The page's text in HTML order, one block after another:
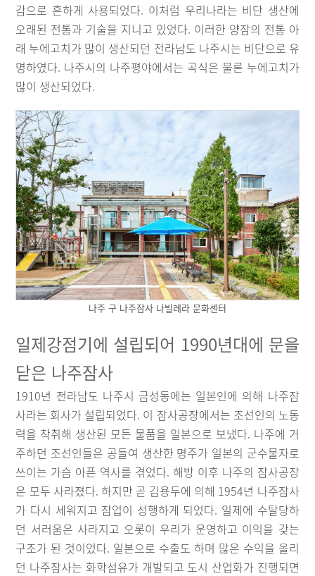
감으로 흔하게 사용되었다. 이처럼 우리나라는 비단 생산에
오래된 전통과 기술을 지니고 있었다. 이러한 양잠의 전통 아
래 누에고치가 많이 생산되던 전라남도 나주시는 비단으로 유
명하였다. 나주시의 나주평야에서는 곡식은 물론 누에고치가
많이 생산되었다.
나주 구 나주잠사 나빌레라 문화센터
일제강점기에 설립되어 1990년대에 문을
닫은 나주잠사
1910년 전라남도 나주시 금성동에는 일본인에 의해 나주잠
사라는 회사가 설립되었다. 이 잠사공장에서는 조선인의 노동
력을 착취해 생산된 모든 물품을 일본으로 보냈다. 나주에 거
주하던 조선인들은 공들여 생산한 명주가 일본의 군수물자로
쓰이는 가슴 아픈 역사를 겪었다. 해방 이후 나주의 잠사공장
은 모두 사라졌다. 하지만 곧 김용두에 의해 1954년 나주잠사
가 다시 세워지고 잠업이 성행하게 되었다. 일제에 수탈당하
던 서러움은 사라지고 오롯이 우리가 운영하고 이익을 갖는
구조가 된 것이었다. 일본으로 수출도 하며 많은 수익을 올리
던 나주잠사는 화학섬유가 개발되고 도시 산업화가 진행되면